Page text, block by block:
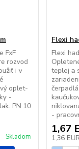
FxF
rozvod
i v
oplet-
-
PN 10
Skladom
Flexi
Flexi
teplej a
-
1,67
1,36